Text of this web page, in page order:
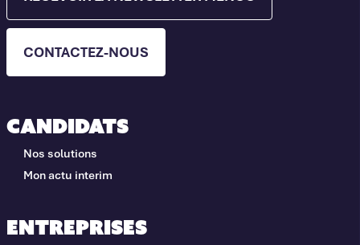
CONTACTEZ-NOUS
Candidats
Nos solutions
Mon actu interim
Entreprises